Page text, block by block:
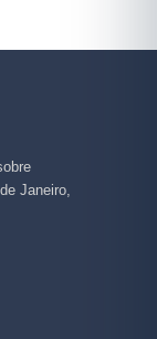
Janeiro,